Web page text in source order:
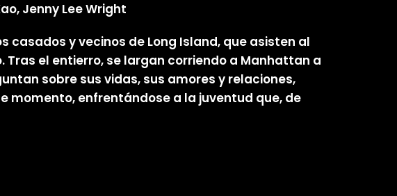
Jenny Lee Wright
casados y vecinos de Long Island, que asisten al
el entierro, se largan corriendo a Manhattan a
sobre sus vidas, sus amores y relaciones,
enfrentándose a la juventud que, de